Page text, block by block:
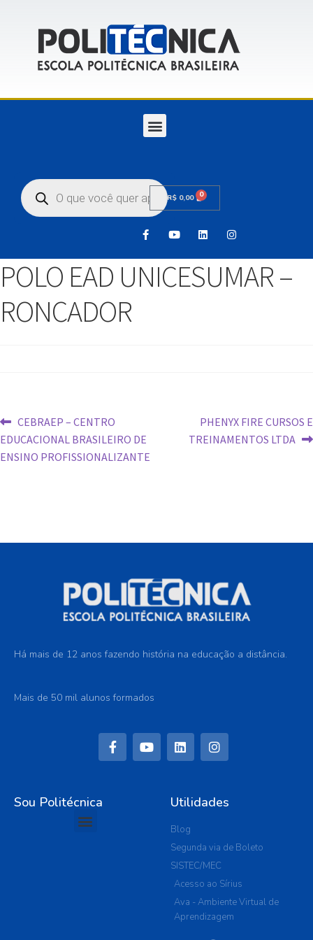
R$ 0,00 0
POLO EAD UNICESUMAR –
RONCADOR
CEBRAEP – CENTRO
EDUCACIONAL BRASILEIRO DE
ENSINO PROFISSIONALIZANTE
PHENYX FIRE CURSOS E
TREINAMENTOS LTDA
Há mais de 12 anos fazendo história na educação a distância.
Mais de 50 mil alunos formados
Sou Politécnica Utilidades
Blog
Segunda via de Boleto
SISTEC/MEC
Acesso ao Sírius
Ava - Ambiente Virtual de
Aprendizagem